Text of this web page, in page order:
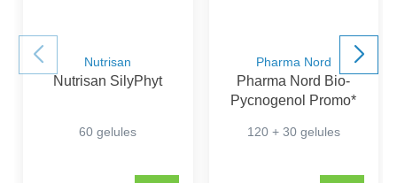
Nutrisan
Nutrisan SilyPhyt
60 gelules
Pharma Nord
Pharma Nord Bio-
Pycnogenol Promo*
120 + 30 gelules